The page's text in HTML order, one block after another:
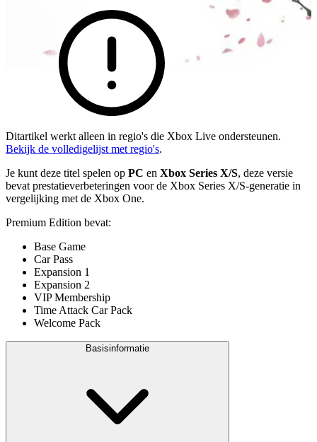
Ditartikel werkt alleen in regio's die Xbox Live ondersteunen.
Bekijk de volledigelijst met regio's.
Je kunt deze titel spelen op PC en Xbox Series X/S, deze versie
bevat prestatieverbeteringen voor de Xbox Series X/S-generatie in
vergelijking met de Xbox One.
Premium Edition bevat:
Base Game
Car Pass
Expansion 1
Expansion 2
VIP Membership
Time Attack Car Pack
Welcome Pack
Basisinformatie